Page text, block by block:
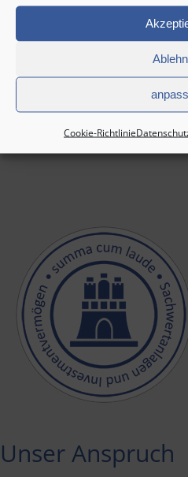
Cookie-Richtlinie
Unser Anspruch